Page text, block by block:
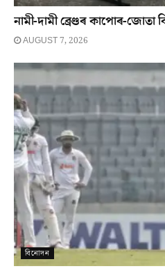
নামী-দামী ব্ৰেণ্ডৰ কাপোৰ-জোতা
AUGUST 7, 2026
বিনোদন